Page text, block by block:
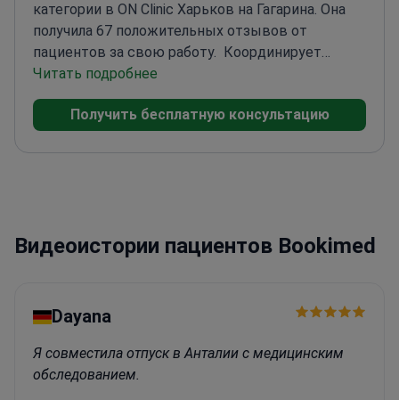
категории в ON Clinic Харьков на Гагарина. Она
получила 67 положительных отзывов от
пациентов за свою работу.
Координирует
гастроскопию с биопсией для оценки язв и
хронического воспаленияРазрабатывает планы
лечения сложных состояний, таких как пищевод
университет
Читать подробнее
Получить бесплатную консультацию
Видеоистории пациентов Bookimed
Dayana
Я совместила отпуск в Анталии с медицинским
обследованием.